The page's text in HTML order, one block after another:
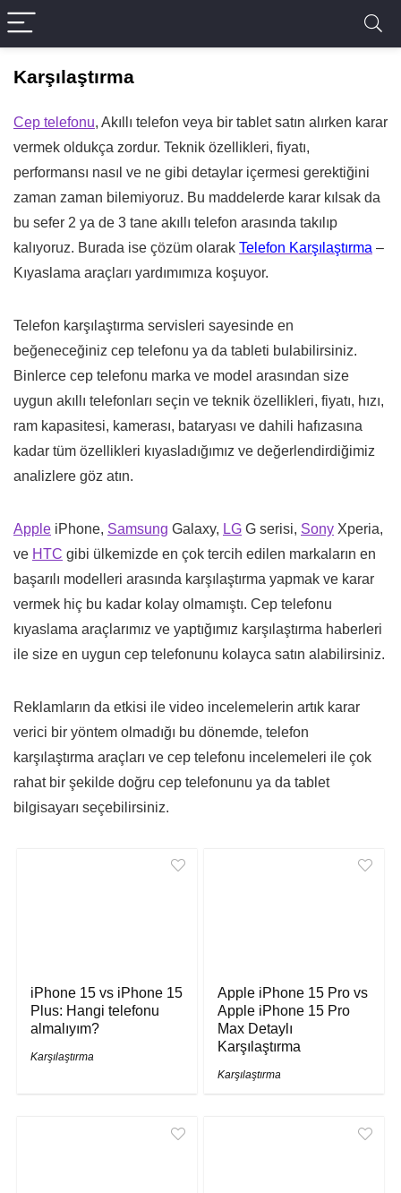
Karşılaştırma
Cep telefonu, Akıllı telefon veya bir tablet satın alırken karar
vermek oldukça zordur. Teknik özellikleri, fiyatı,
performansı nasıl ve ne gibi detaylar içermesi gerektiğini
zaman zaman bilemiyoruz. Bu maddelerde karar kılsak da
bu sefer 2 ya de 3 tane akıllı telefon arasında takılıp
kalıyoruz. Burada ise çözüm olarak Telefon Karşılaştırma –
Kıyaslama araçları yardımımıza koşuyor.
Telefon karşılaştırma servisleri sayesinde en
beğeneceğiniz cep telefonu ya da tableti bulabilirsiniz.
Binlerce cep telefonu marka ve model arasından size
uygun akıllı telefonları seçin ve teknik özellikleri, fiyatı, hızı,
ram kapasitesi, kamerası, bataryası ve dahili hafızasına
kadar tüm özellikleri kıyasladığımız ve değerlendirdiğimiz
analizlere göz atın.
Apple iPhone, Samsung Galaxy, LG G serisi, Sony Xperia,
ve HTC gibi ülkemizde en çok tercih edilen markaların en
başarılı modelleri arasında karşılaştırma yapmak ve karar
vermek hiç bu kadar kolay olmamıştı. Cep telefonu
kıyaslama araçlarımız ve yaptığımız karşılaştırma haberleri
ile size en uygun cep telefonunu kolayca satın alabilirsiniz.
Reklamların da etkisi ile video incelemelerin artık karar
verici bir yöntem olmadığı bu dönemde, telefon
karşılaştırma araçları ve cep telefonu incelemeleri ile çok
rahat bir şekilde doğru cep telefonunu ya da tablet
bilgisayarı seçebilirsiniz.
iPhone 15 vs iPhone 15
Plus: Hangi telefonu
almalıyım?
Karşılaştırma
Apple iPhone 15 Pro vs
Apple iPhone 15 Pro
Max Detaylı
Karşılaştırma
Karşılaştırma